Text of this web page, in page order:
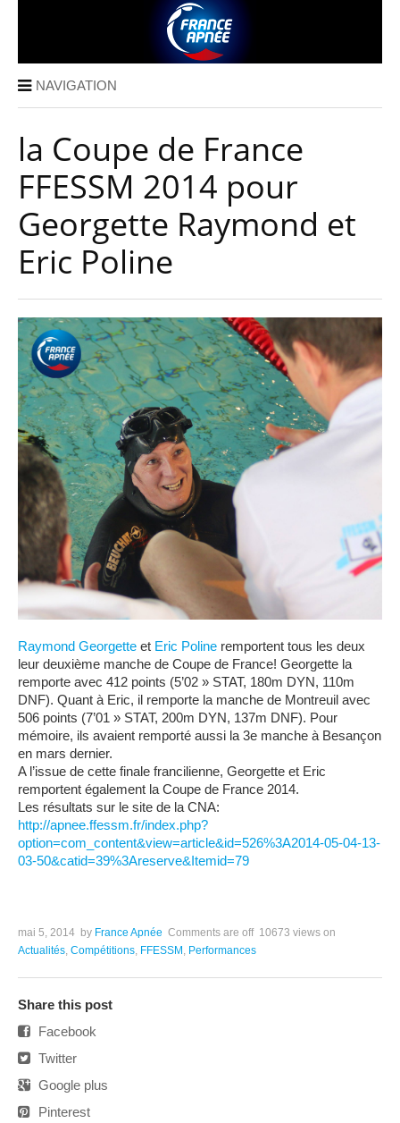
NAVIGATION
la Coupe de France
FFESSM 2014 pour
Georgette Raymond et
Eric Poline
Raymond Georgette et Eric Poline remportent tous les deux
leur deuxième manche de Coupe de France! Georgette la
remporte avec 412 points (5’02 » STAT, 180m DYN, 110m
DNF). Quant à Eric, il remporte la manche de Montreuil avec
506 points (7’01 » STAT, 200m DYN, 137m DNF). Pour
mémoire, ils avaient remporté aussi la 3e manche à Besançon
en mars dernier.
A l’issue de cette finale francilienne, Georgette et Eric
remportent également la Coupe de France 2014.
Les résultats sur le site de la CNA:
http://apnee.ffessm.fr/index.php?
option=com_content&view=article&id=526%3A2014-05-04-13-
03-50&catid=39%3Areserve&Itemid=79
mai 5, 2014 by France Apnée Comments are off 10673 views on
Actualités Compétitions FFESSM Performances
Share this post
Facebook
Twitter
Google plus
Pinterest